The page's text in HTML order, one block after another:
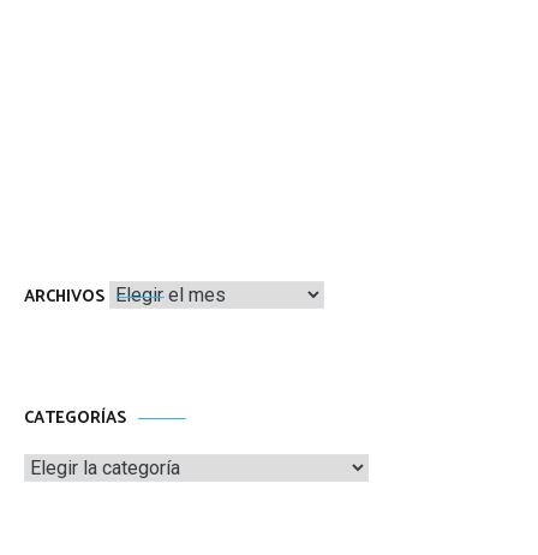
ARCHIVOS Archivos
CATEGORÍAS
Categorías